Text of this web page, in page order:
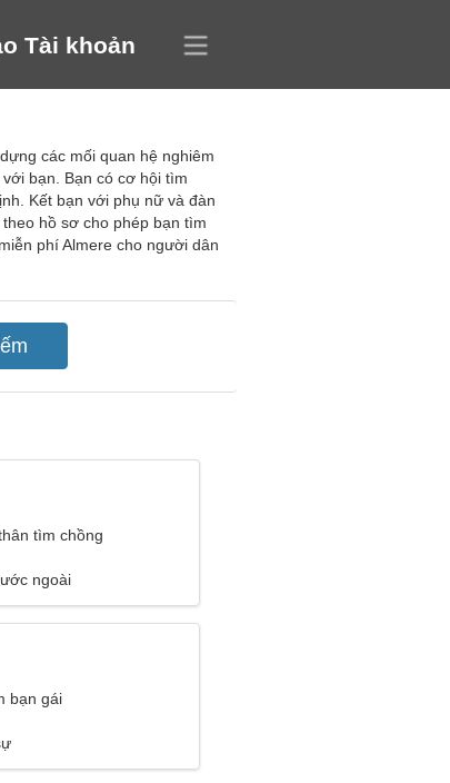
Tài khoản
các mối quan hệ nghiêm
bạn. Bạn có cơ hội tìm
Kết bạn với phụ nữ và đàn
hồ sơ cho phép bạn tìm
phí Almere cho người dân
tìm chồng
ngoài
bạn gái